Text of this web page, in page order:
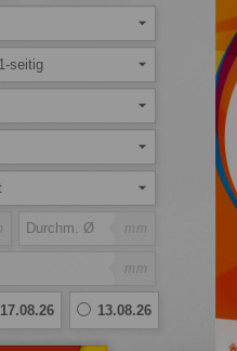
seitig
mm
mm
17.08.26 13.08.26